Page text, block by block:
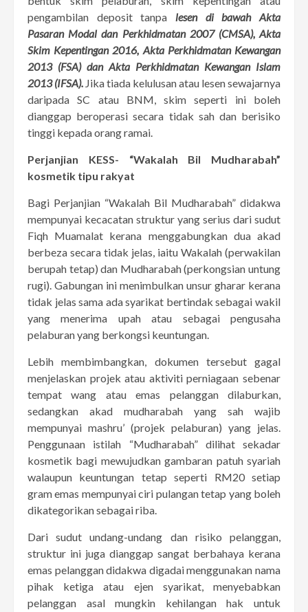
pengambilan deposit tanpa lesen di bawah Akta
Pasaran Modal dan Perkhidmatan 2007 (CMSA), Akta
Skim Kepentingan 2016, Akta Perkhidmatan Kewangan
2013 (FSA) dan Akta Perkhidmatan Kewangan Islam
2013 (IFSA). Jika tiada kelulusan atau lesen sewajarnya
daripada SC atau BNM, skim seperti ini boleh
dianggap beroperasi secara tidak sah dan berisiko
tinggi kepada orang ramai.
Perjanjian KESS- “Wakalah Bil Mudharabah”
kosmetik tipu rakyat
Bagi Perjanjian “Wakalah Bil Mudharabah” didakwa
mempunyai kecacatan struktur yang serius dari sudut
Fiqh Muamalat kerana menggabungkan dua akad
berbeza secara tidak jelas, iaitu Wakalah (perwakilan
berupah tetap) dan Mudharabah (perkongsian untung
rugi). Gabungan ini menimbulkan unsur gharar kerana
tidak jelas sama ada syarikat bertindak sebagai wakil
yang menerima upah atau sebagai pengusaha
pelaburan yang berkongsi keuntungan.
Lebih membimbangkan, dokumen tersebut gagal
menjelaskan projek atau aktiviti perniagaan sebenar
tempat wang atau emas pelanggan dilaburkan,
sedangkan akad mudharabah yang sah wajib
mempunyai mashru’ (projek pelaburan) yang jelas.
Penggunaan istilah “Mudharabah” dilihat sekadar
kosmetik bagi mewujudkan gambaran patuh syariah
walaupun keuntungan tetap seperti RM20 setiap
gram emas mempunyai ciri pulangan tetap yang boleh
dikategorikan sebagai riba.
Dari sudut undang-undang dan risiko pelanggan,
struktur ini juga dianggap sangat berbahaya kerana
emas pelanggan didakwa digadai menggunakan nama
pihak ketiga atau ejen syarikat, menyebabkan
pelanggan asal mungkin kehilangan hak untuk